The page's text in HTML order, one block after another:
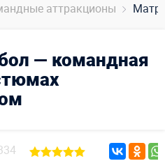
аттракционы
— командная